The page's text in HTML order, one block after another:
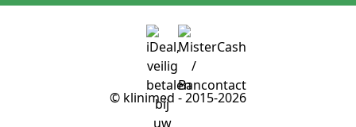
© klinimed - 2015-2026